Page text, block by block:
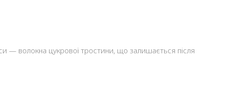
— волокна цукрової тростини, що залишається після